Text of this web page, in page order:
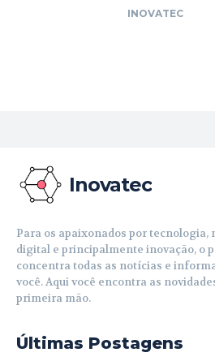
INOVATEC
Inovatec
Para os apaixonados por tecnologia,
digital e principalmente inovação, o
concentra todas as notícias e
você. Aqui você encontra as
primeira mão.
Últimas Postagens